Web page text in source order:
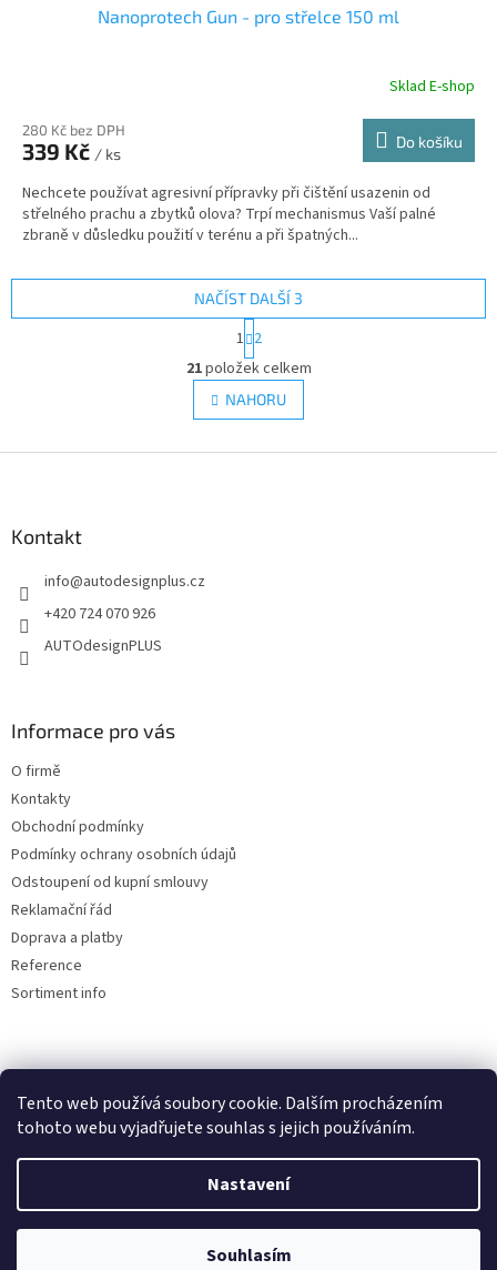
Tento web používá soubory cookie. Dalším procházením
tohoto webu vyjadřujete souhlas s jejich používáním.
Nastavení
Souhlasím
🏖️ DOVOLENÁ 6.8.2026 —
kamenná prodejna uzavřena.
Objednávky přijímáme i během
dovolené, expedice a osobní výdej
proběhnou až po jejím skončení.
Nanoprotech Gun - pro střelce 150 ml
Sklad E-shop
280 Kč bez DPH
339 Kč / ks
Do košíku
Nechcete používat agresivní přípravky při čištění usazenin od
střelného prachu a zbytků olova? Trpí mechanismus Vaší palné
zbraně v důsledku použití v terénu a při špatných...
O
v
l
á
NAČÍST DALŠÍ 3
t
r
á
n
k
v
1 2
21položek celkem
NAHORU
Kontakt
info@autodesignplus.cz
+420 724 070 926
AUTOdesignPLUS
Informace pro vás
O firmě
Kontakty
Obchodní podmínky
Podmínky ochrany osobních údajů
Odstoupení od kupní smlouvy
Reklamační řád
Doprava a platby
Reference
Sortiment info
Reklamační řád
Vytvořil Shoptet
AUTOdesignPLUS. Všechna práva vyhrazena.